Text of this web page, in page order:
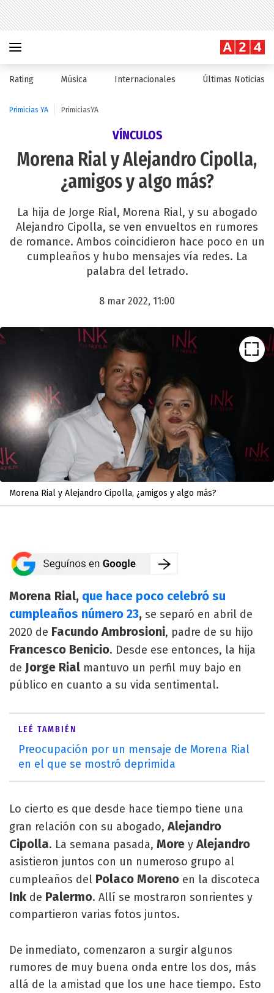
Rating Música Internacionales Últimas Noticias
Primicias YA PrimiciasYA
VÍNCULOS
Morena Rial y Alejandro Cipolla,
¿amigos y algo más?
La hija de Jorge Rial, Morena Rial, y su abogado
Alejandro Cipolla, se ven envueltos en rumores
de romance. Ambos coincidieron hace poco en un
cumpleaños y hubo mensajes vía redes. La
palabra del letrado.
8 mar 2022, 11:00
Morena Rial y Alejandro Cipolla, ¿amigos y algo más?
Morena Rial, que hace poco celebró su
cumpleaños número 23, se separó en abril de
2020 de Facundo Ambrosioni, padre de su hijo
Francesco Benicio. Desde ese entonces, la hija
de Jorge Rial mantuvo un perfil muy bajo en
público en cuanto a su vida sentimental.
LEÉ TAMBIÉN
Preocupación por un mensaje de Morena Rial
en el que se mostró deprimida
Lo cierto es que desde hace tiempo tiene una
gran relación con su abogado,Alejandro
Cipolla. La semana pasada, More yAlejandro
asistieron juntos con un numeroso grupo al
cumpleaños del Polaco Moreno en la discoteca
Ink de Palermo. Allí se mostraron sonrientes y
compartieron varias fotos juntos.
De inmediato, comenzaron a surgir algunos
rumores de muy buena onda entre los dos, más
allá de la amistad que los une hace tiempo. Esto